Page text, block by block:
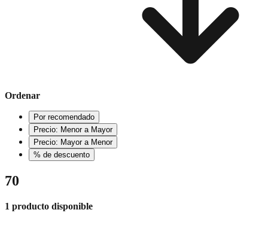
Ordenar
Por recomendado
Precio: Menor a Mayor
Precio: Mayor a Menor
% de descuento
70
1 producto disponible